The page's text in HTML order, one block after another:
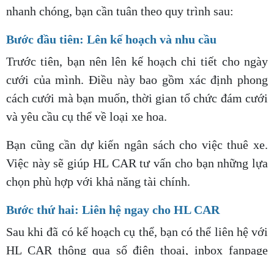
nhanh chóng, bạn cần tuân theo quy trình sau:
Bước đầu tiên: Lên kế hoạch và nhu cầu
Trước tiên, bạn nên lên kế hoạch chi tiết cho ngày
cưới của mình. Điều này bao gồm xác định phong
cách cưới mà bạn muốn, thời gian tổ chức đám cưới
và yêu cầu cụ thể về loại xe hoa.
Bạn cũng cần dự kiến ngân sách cho việc thuê xe.
Việc này sẽ giúp HL CAR tư vấn cho bạn những lựa
chọn phù hợp với khả năng tài chính.
Bước thứ hai: Liên hệ ngay cho HL CAR
Sau khi đã có kế hoạch cụ thể, bạn có thể liên hệ với
HL CAR thông qua số điện thoại, inbox fanpage